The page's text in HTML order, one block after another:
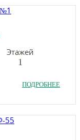
Этажей
1
ПОДРОБНЕЕ